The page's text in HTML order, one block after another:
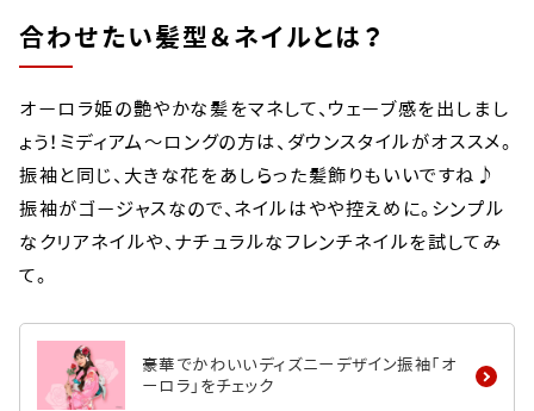
合わせたい髪型＆ネイルとは？
オーロラ姫の艶やかな髪をマネして、ウェーブ感を出しまし
ょう！ミディアム～ロングの方は、ダウンスタイルがオススメ。
振袖と同じ、大きな花をあしらった髪飾りもいいですね♪
振袖がゴージャスなので、ネイルはやや控えめに。シンプル
なクリアネイルや、ナチュラルなフレンチネイルを試してみ
て。
豪華でかわいいディズニーデザイン振袖「オ
ーロラ」をチェック